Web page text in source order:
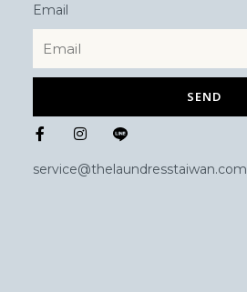
Email
SEND
F
a
e
n
t
a
service@thelaundresstaiwan.com